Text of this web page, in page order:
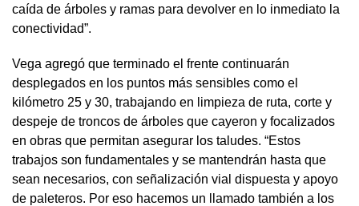
caída de árboles y ramas para devolver en lo inmediato la
conectividad”.
Vega agregó que terminado el frente continuarán
desplegados en los puntos más sensibles como el
kilómetro 25 y 30, trabajando en limpieza de ruta, corte y
despeje de troncos de árboles que cayeron y focalizados
en obras que permitan asegurar los taludes. “Estos
trabajos son fundamentales y se mantendrán hasta que
sean necesarios, con señalización vial dispuesta y apoyo
de paleteros. Por eso hacemos un llamado también a los